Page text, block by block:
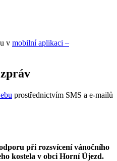
v mobilní aplikaci –
prostřednictvím SMS a e-mailů
při rozsvícení vánočního
kostela v obci Horní Újezd.